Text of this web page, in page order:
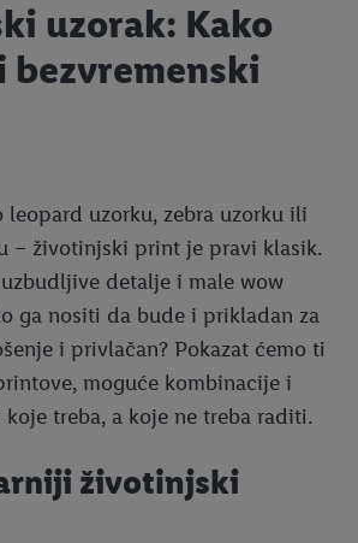
uzorak: Kako
leopard uzorku, zebra uzorku ili
– životinjski print je pravi klasik.
detalje i male wow
ga nositi da bude i prikladan za
i privlačan? Pokazat ćemo ti
moguće kombinacije i
treba, a koje ne treba raditi.
životinjski